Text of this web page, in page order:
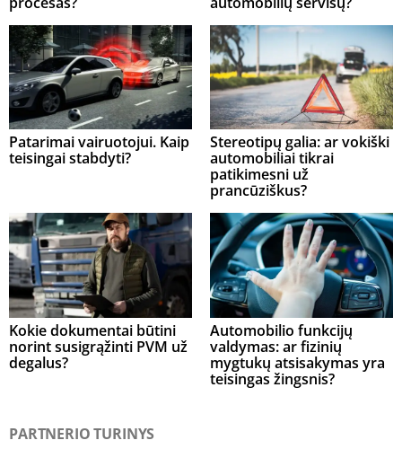
Patarimai vairuotojui. Kaip
teisingai stabdyti?
Stereotipų galia: ar vokiški
automobiliai tikrai
patikimesni už
prancūziškus?
Kokie dokumentai būtini
norint susigrąžinti PVM už
degalus?
Automobilio funkcijų
valdymas: ar fizinių
mygtukų atsisakymas yra
teisingas žingsnis?
PARTNERIO TURINYS